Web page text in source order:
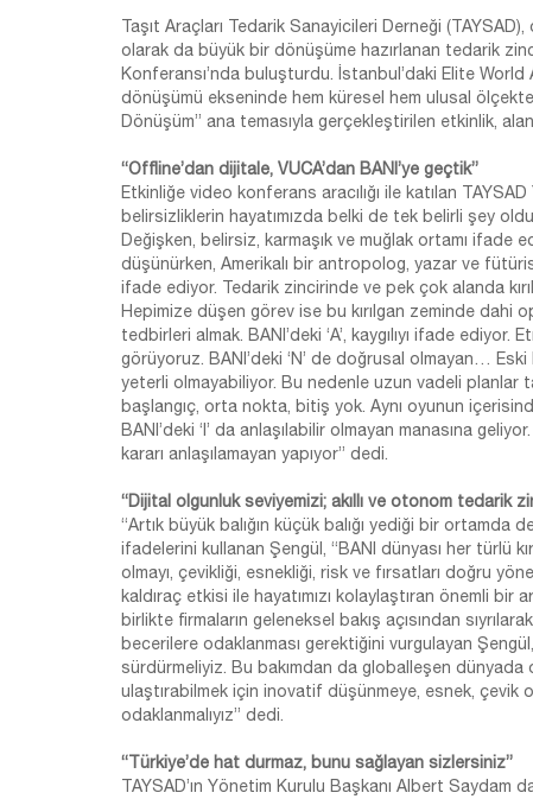
Taşıt Araçları Tedarik Sanayicileri Derneği
olarak da büyük bir dönüşüme hazırlanan tedarik
Konferansı’nda buluşturdu. İstanbul’daki Elite
dönüşümü ekseninde hem küresel hem ulusal
Dönüşüm” ana temasıyla gerçekleştirilen etkinlik,
“Offline’dan dijitale, VUCA’dan BANI’ye geçtik”
Etkinliğe video konferans aracılığı ile katılan
belirsizliklerin hayatımızda belki de tek belirli şey
Değişken, belirsiz, karmaşık ve muğlak ortamı ifade
düşünürken, Amerikalı bir antropolog, yazar ve fütürist
ifade ediyor. Tedarik zincirinde ve pek çok alanda
Hepimize düşen görev ise bu kırılgan zeminde dahi
tedbirleri almak. BANI’deki ‘A’, kaygılıyı ifade
görüyoruz. BANI’deki ‘N’ de doğrusal olmayan…
yeterli olmayabiliyor. Bu nedenle uzun vadeli
başlangıç, orta nokta, bitiş yok. Aynı oyunun
BANI’deki ‘I’ da anlaşılabilir olmayan manasına
kararı anlaşılamayan yapıyor” dedi.
“Dijital olgunluk seviyemizi; akıllı ve otonom tedarik
“Artık büyük balığın küçük balığı yediği bir ortamda
ifadelerini kullanan Şengül, “BANI dünyası her türlü
olmayı, çevikliği, esnekliği, risk ve fırsatları doğru
kaldıraç etkisi ile hayatımızı kolaylaştıran önemli
birlikte firmaların geleneksel bakış açısından
becerilere odaklanması gerektiğini vurgulayan
sürdürmeliyiz. Bu bakımdan da globalleşen
ulaştırabilmek için inovatif düşünmeye, esnek, çevik
odaklanmalıyız” dedi.
“Türkiye’de hat durmaz, bunu sağlayan sizlersiniz”
TAYSAD’ın Yönetim Kurulu Başkanı Albert Saydam